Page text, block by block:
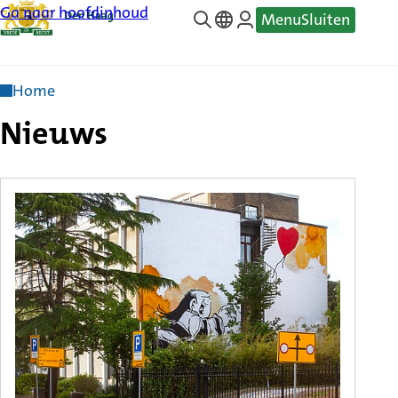
Ga naar hoofdinhoud
—
MenuSluiten
Home
Nieuws